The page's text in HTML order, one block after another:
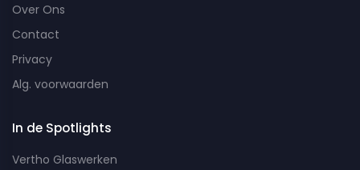
Over Ons
Contact
Privacy
Alg. voorwaarden
In de Spotlights
Vertho Glaswerken